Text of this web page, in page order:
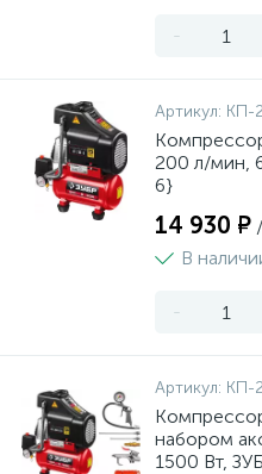
-
Артикул: КП-
200 л/мин,
6}
14 930 ₽
В
-
Артикул: КП-
набором
1500 Вт,